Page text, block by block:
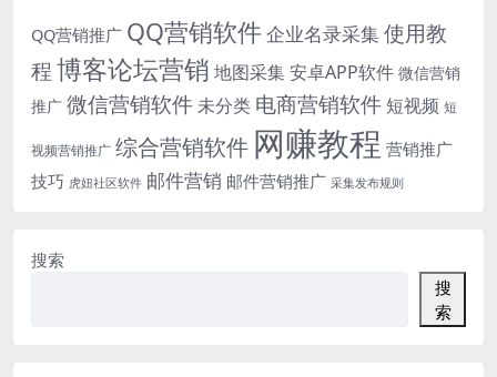
QQ营销推广 QQ营销软件企业名录采集使用教
程博客论坛营销 地图采集安卓APP软件 微信营销
推广 微信营销软件未分类 电商营销软件短视频 短
视频营销推广 综合营销软件 网赚教程 营销推广
技巧 虎妞社区软件 邮件营销 邮件营销推广 采集发布规则
搜索
搜
索